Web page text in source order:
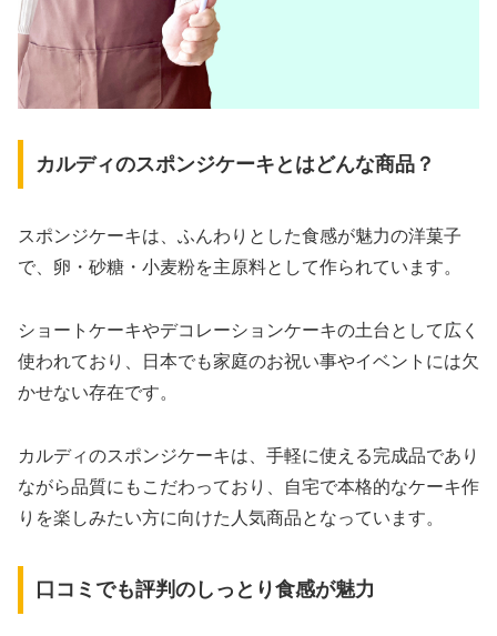
カルディのスポンジケーキとはどんな商品？
スポンジケーキは、ふんわりとした食感が魅力の洋菓子
で、卵・砂糖・小麦粉を主原料として作られています。
ショートケーキやデコレーションケーキの土台として広く
使われており、日本でも家庭のお祝い事やイベントには欠
かせない存在です。
カルディのスポンジケーキは、手軽に使える完成品であり
ながら品質にもこだわっており、自宅で本格的なケーキ作
りを楽しみたい方に向けた人気商品となっています。
口コミでも評判のしっとり食感が魅力